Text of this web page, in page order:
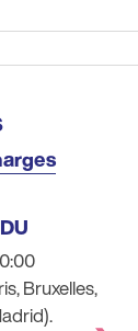
Bruxelles,